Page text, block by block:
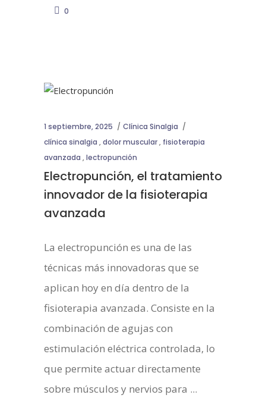
0
1 septiembre, 2025
Clínica Sinalgia
clínica sinalgia ,dolor muscular, fisioterapia
avanzada ,lectropunción
Electropunción, el tratamiento
innovador de la fisioterapia
avanzada
La electropunción es una de las
técnicas más innovadoras que se
aplican hoy en día dentro de la
fisioterapia avanzada. Consiste en la
combinación de agujas con
estimulación eléctrica controlada, lo
que permite actuar directamente
sobre músculos y nervios para